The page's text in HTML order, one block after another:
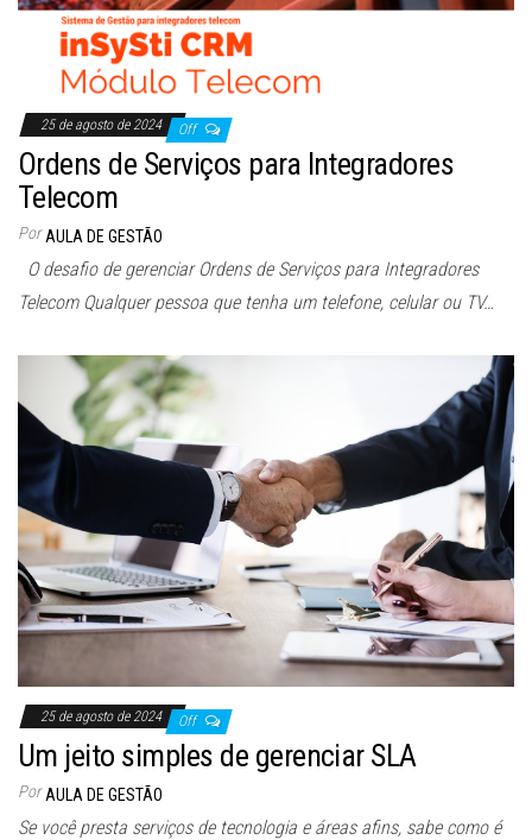
25 de agosto de 2024 Off
Ordens de Serviços para Integradores
Telecom
Por AULA DE GESTÃO
O desafio de gerenciar Ordens de Serviços para Integradores
Telecom Qualquer pessoa que tenha um telefone, celular ou TV…
25 de agosto de 2024 Off
Um jeito simples de gerenciar SLA
Por AULA DE GESTÃO
Se você presta serviços de tecnologia e áreas afins, sabe como é